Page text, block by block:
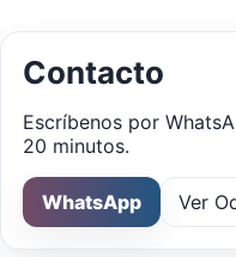
Contacto
Escríbenos por
20 minutos.
WhatsApp Ver